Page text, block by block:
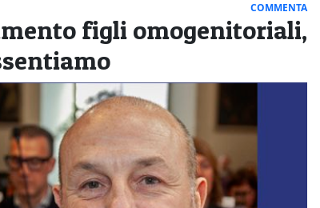
COMMENTA
figli omogenitoriali,